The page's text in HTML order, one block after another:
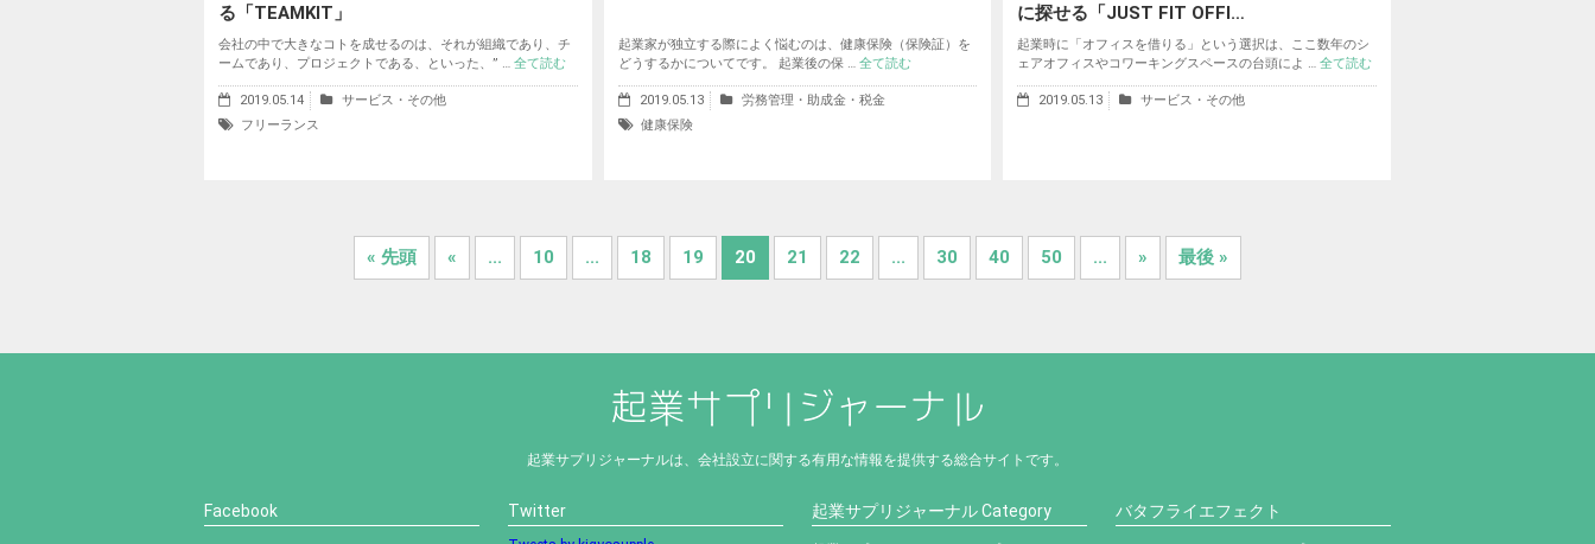
る「TEAMKIT」
会社の中で大きなコトを成せるのは、それが組織であり、チ
ームであり、プロジェクトである、といった、” … 全て読む
2019.05.14
サービス・その他
フリーランス
起業家が独立する際によく悩むのは、健康保険（保険証）を
どうするかについてです。 起業後の保 … 全て読む
2019.05.13
労務管理・助成金・税金
健康保険
に探せる「JUST FIT OFFI…
起業時に「オフィスを借りる」という選択は、ここ数年のシ
ェアオフィスやコワーキングスペースの台頭によ …全て読む
2019.05.13 サービス・その他
« 先頭 « ... 10 ... 18 19 20 21 22 ... 30 40 50 ... » 最後 »
起業サプリジャーナルは、会社設立に関する有用な情報を提供する総合サイトです。
Facebook Twitter 起業サプリジャーナル Category バタフライエフェクト